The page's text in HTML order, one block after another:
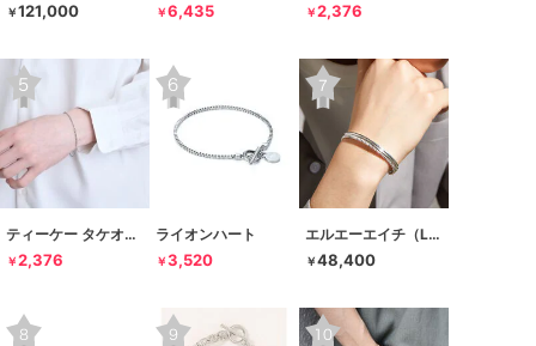
￥121,000 ￥6,435 ￥2,376
ティーケー タケオキクチ
￥2,376
ライオンハート
￥3,520
エルエーエイチ（LAH）
￥48,400